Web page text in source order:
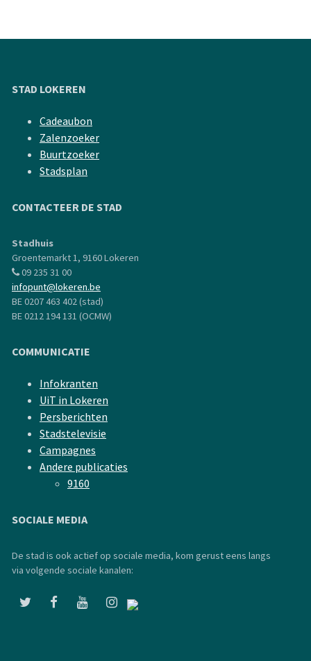
STAD LOKEREN
Cadeaubon
Zalenzoeker
Buurtzoeker
Stadsplan
CONTACTEER DE STAD
Stadhuis
Groentemarkt 1, 9160 Lokeren
09 235 31 00
infopunt@lokeren.be
BE 0207 463 402 (stad)
BE 0212 194 131 (OCMW)
COMMUNICATIE
Infokranten
UiT in Lokeren
Persberichten
Stadstelevisie
Campagnes
Andere publicaties
9160
SOCIALE MEDIA
De stad is ook actief op sociale media, kom gerust eens langs
via volgende sociale kanalen: